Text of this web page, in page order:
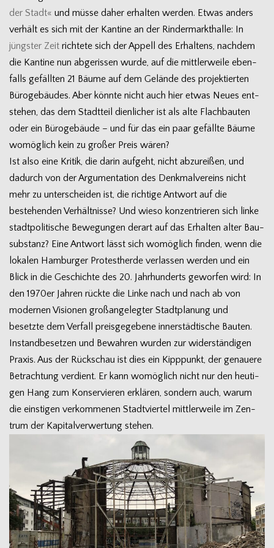
der Stadt« und müsse daher erhal­ten wer­den. Etwas anders
ver­hält es sich mit der Kan­tine an der Rin­der­markt­halle: In
jüngs­ter Zeit rich­tete sich der Appell des Erhal­tens, nach­dem
die Kan­tine nun abge­ris­sen wurde, auf die mitt­ler­weile eben­
falls gefäll­ten 21 Bäume auf dem Gelände des pro­jek­tier­ten
Büro­ge­bäu­des. Aber könnte nicht auch hier etwas Neues ent­
ste­hen, das dem Stadt­teil dien­li­cher ist als alte Flach­bau­ten
oder ein Büro­ge­bäude – und für das ein paar gefällte Bäume
womög­lich kein zu gro­ßer Preis wären?
Ist also eine Kri­tik, die darin auf­geht, nicht abzu­rei­ßen, und
dadurch von der Argu­men­ta­tion des Denk­mal­ver­eins nicht
mehr zu unter­schei­den ist, die rich­tige Ant­wort auf die
bestehen­den Ver­hält­nisse? Und wieso kon­zen­trie­ren sich linke
stadt­po­li­ti­sche Bewe­gun­gen der­art auf das Erhal­ten alter Bau­
sub­stanz? Eine Ant­wort lässt sich womög­lich fin­den, wenn die
loka­len Ham­bur­ger Pro­tes­t­herde ver­las­sen wer­den und ein
Blick in die Geschichte des 20. Jahr­hun­derts gewor­fen wird: In
den 1970er Jah­ren rückte die Linke nach und nach ab von
moder­nen Visio­nen groß­an­ge­leg­ter Stadt­pla­nung und
besetzte dem Ver­fall preis­ge­ge­bene inner­städ­ti­sche Bau­ten.
Instand­be­set­zen und Bewah­ren wur­den zur wider­stän­di­gen
Pra­xis. Aus der Rück­schau ist dies ein Kipp­punkt, der genauere
Betrach­tung ver­dient. Er kann womög­lich nicht nur den heu­ti­
gen Hang zum Kon­ser­vie­ren erklä­ren, son­dern auch, warum
die eins­ti­gen ver­kom­me­nen Stadt­vier­tel mitt­ler­weile im Zen­
trum der Kapi­tal­ver­wer­tung stehen.